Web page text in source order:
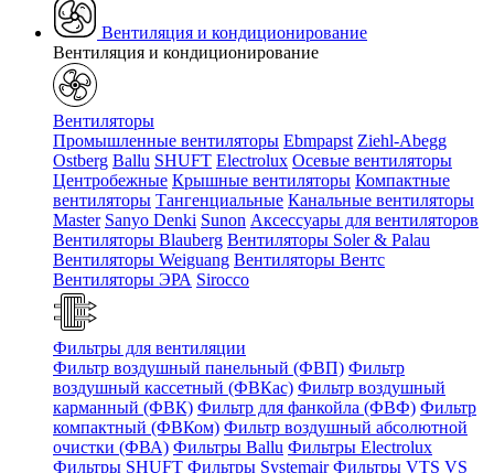
Вентиляция и кондиционирование
Вентиляция и кондиционирование
Вентиляторы
Промышленные вентиляторы Ebmpapst Ziehl-Abegg
Ostberg Ballu SHUFT Electrolux Осевые вентиляторы
Центробежные Крышные вентиляторы Компактные
вентиляторы Тангенциальные Канальные вентиляторы
Master Sanyo Denki Sunon Аксессуары для вентиляторов
Вентиляторы Blauberg Вентиляторы Soler & Palau
Вентиляторы Weiguang Вентиляторы Вентс
Вентиляторы ЭРА Sirocco
Фильтры для вентиляции
Фильтр воздушный панельный (ФВП) Фильтр
воздушный кассетный (ФВКас) Фильтр воздушный
карманный (ФВК) Фильтр для фанкойла (ФВФ) Фильтр
компактный (ФВКом) Фильтр воздушный абсолютной
очистки (ФВА) Фильтры Ballu Фильтры Electrolux
Фильтры SHUFT Фильтры Systemair Фильтры VTS VS